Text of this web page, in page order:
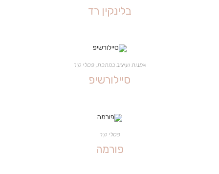
בלינקין רד
אמנות ועיצוב במתכת,פסלי קיר
סיילורשיפ
פסלי קיר
פורמה